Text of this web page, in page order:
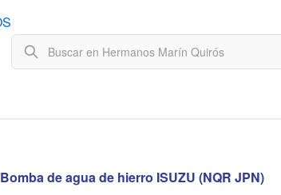
Bomba de agua de hierro ISUZU (NQR JPN)